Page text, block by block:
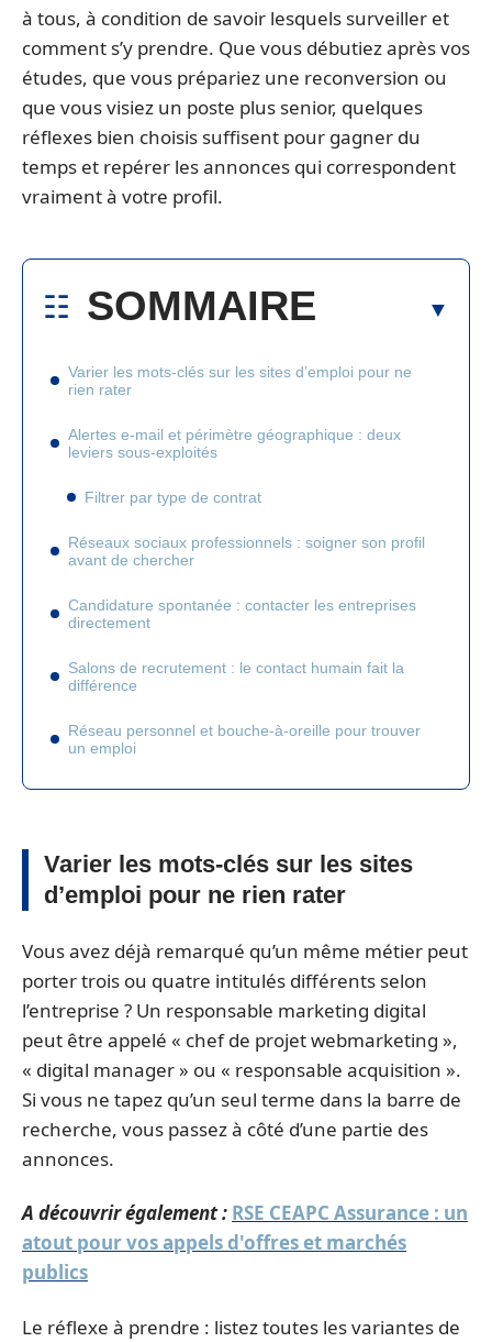
à tous, à condition de savoir lesquels surveiller et
comment s’y prendre. Que vous débutiez après vos
études, que vous prépariez une reconversion ou
que vous visiez un poste plus senior, quelques
réflexes bien choisis suffisent pour gagner du
temps et repérer les annonces qui correspondent
vraiment à votre profil.
SOMMAIRE
Varier les mots-clés sur les sites d’emploi pour ne
rien rater
Alertes e-mail et périmètre géographique : deux
leviers sous-exploités
Filtrer par type de contrat
Réseaux sociaux professionnels : soigner son profil
avant de chercher
Candidature spontanée : contacter les entreprises
directement
Salons de recrutement : le contact humain fait la
différence
Réseau personnel et bouche-à-oreille pour trouver
un emploi
Varier les mots-clés sur les sites
d’emploi pour ne rien rater
Vous avez déjà remarqué qu’un même métier peut
porter trois ou quatre intitulés différents selon
l’entreprise ? Un responsable marketing digital
peut être appelé « chef de projet webmarketing »,
« digital manager » ou « responsable acquisition ».
Si vous ne tapez qu’un seul terme dans la barre de
recherche, vous passez à côté d’une partie des
annonces.
A découvrir également : RSE CEAPC Assurance : un
atout pour vos appels d'offres et marchés
publics
Le réflexe à prendre : listez toutes les variantes de